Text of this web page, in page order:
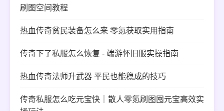
刷图空间教程
热血传奇贫民装备怎么来 零氪获取实用指南
传奇下了私服怎么恢复 - 端游怀旧服实操指南
热血传奇法师升武器 平民也能稳成的技巧
传奇私服怎么吃元宝快｜散人零氪刷图囤元宝高效实